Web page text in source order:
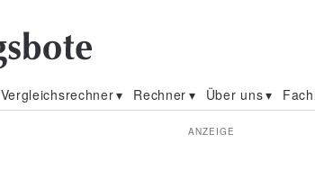
Vergleichsrechner Rechner Über uns
ANZEIGE